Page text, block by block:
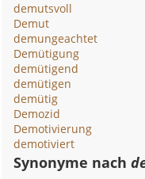
demutsvoll
Demut
demungeachtet
Demütigung
demütigend
demütigen
demütig
Demozid
Demotivierung
demotiviert
Synonyme nach